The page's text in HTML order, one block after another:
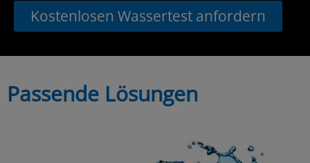
Kostenlosen Wassertest anfordern
Passende Lösungen